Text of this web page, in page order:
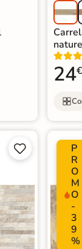
24


P
R
O
M
O
-
3
9
%